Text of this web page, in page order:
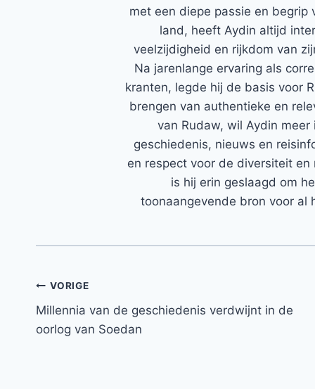
met een diepe passie en begrip
land, heeft Aydin altijd
veelzijdigheid en rijkdom van
Na jarenlange ervaring als
kranten, legde hij de basis voor
brengen van authentieke en
van Rudaw, wil Aydin
geschiedenis, nieuws en
en respect voor de diversiteit
is hij erin geslaagd om
toonaangevende bron voor al
Bericht
navigatie
VORIGE
Millennia van de geschiedenis verdwijnt in de
oorlog van Soedan